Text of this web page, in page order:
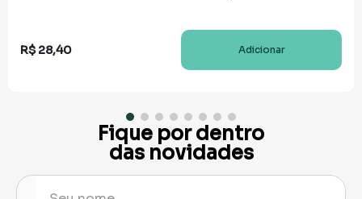
R$ 28,40 Adicionar
Fique por dentro
das novidades